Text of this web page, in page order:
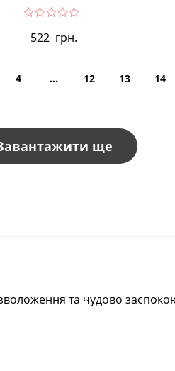
522 грн.
4 … 12 13 14
ще
та чудово